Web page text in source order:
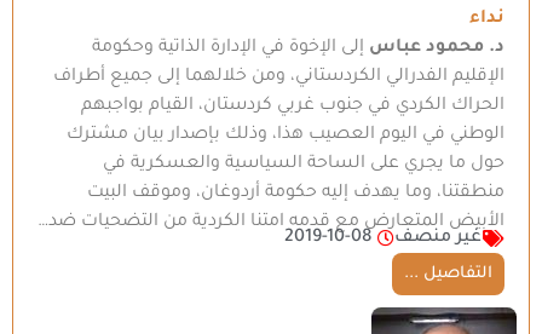
نداء
د. محمود عباس إلى الإخوة في الإدارة الذاتية وحكومة
الإقليم الفدرالي الكردستاني، ومن خلالهما إلى جميع أطراف
الحراك الكردي في جنوب غربي كردستان، القيام بواجبهم
الوطني في اليوم العصيب هذا، وذلك بإصدار بيان مشترك
حول ما يجري على الساحة السياسية والعسكرية في
منطقتنا، وما يهدف إليه حكومة أردوغان، وموقف البيت
الأبيض المتعارض مع قدمه امتنا الكردية من التضحيات ضد…
غير منصف
2019-10-08
التفاصيل ...